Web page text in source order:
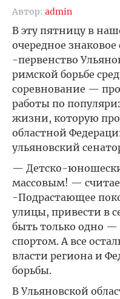
Автор: admin
В эту пятницу в
очередное
-первенство
римской борьбе
соревнование —
работы по
жизни, которую
областной
ульяновский
— Детско-
массовым! —
-Подрастающее
улицы, привести в
быть только одно
спортом. А все
власти региона и
борьбы.
В Ульяновской